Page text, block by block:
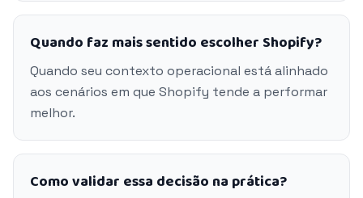
Quando faz mais sentido escolher Shopify?
Quando seu contexto operacional está alinhado
aos cenários em que Shopify tende a performar
melhor.
Como validar essa decisão na prática?